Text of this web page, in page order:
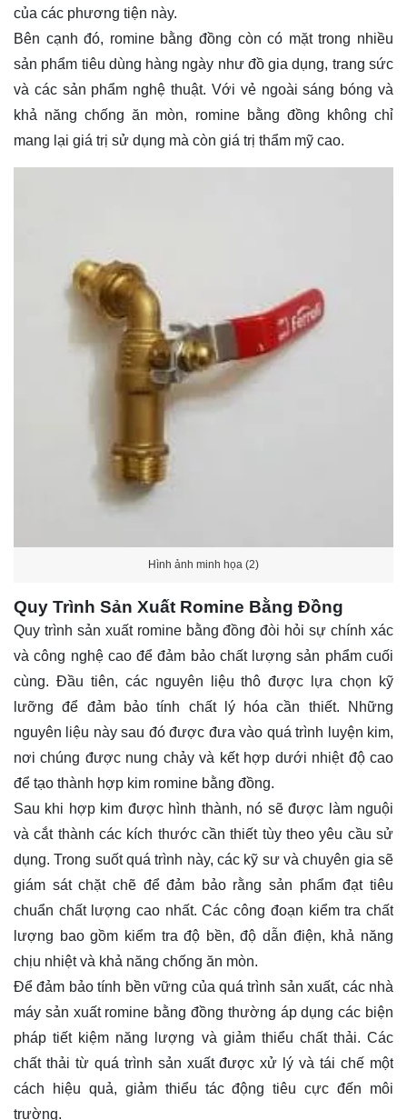
của các phương tiện này.
Bên cạnh đó, romine bằng đồng còn có mặt trong nhiều
sản phẩm tiêu dùng hàng ngày như đồ gia dụng, trang sức
và các sản phẩm nghệ thuật. Với vẻ ngoài sáng bóng và
khả năng chống ăn mòn, romine bằng đồng không chỉ
mang lại giá trị sử dụng mà còn giá trị thẩm mỹ cao.
Hình ảnh minh họa (2)
Quy Trình Sản Xuất Romine Bằng Đồng
Quy trình sản xuất romine bằng đồng đòi hỏi sự chính xác
và công nghệ cao để đảm bảo chất lượng sản phẩm cuối
cùng. Đầu tiên, các nguyên liệu thô được lựa chọn kỹ
lưỡng để đảm bảo tính chất lý hóa cần thiết. Những
nguyên liệu này sau đó được đưa vào quá trình luyện kim,
nơi chúng được nung chảy và kết hợp dưới nhiệt độ cao
để tạo thành hợp kim romine bằng đồng.
Sau khi hợp kim được hình thành, nó sẽ được làm nguội
và cắt thành các kích thước cần thiết tùy theo yêu cầu sử
dụng. Trong suốt quá trình này, các kỹ sư và chuyên gia sẽ
giám sát chặt chẽ để đảm bảo rằng sản phẩm đạt tiêu
chuẩn chất lượng cao nhất. Các công đoạn kiểm tra chất
lượng bao gồm kiểm tra độ bền, độ dẫn điện, khả năng
chịu nhiệt và khả năng chống ăn mòn.
Để đảm bảo tính bền vững của quá trình sản xuất, các nhà
máy sản xuất romine bằng đồng thường áp dụng các biện
pháp tiết kiệm năng lượng và giảm thiểu chất thải. Các
chất thải từ quá trình sản xuất được xử lý và tái chế một
cách hiệu quả, giảm thiểu tác động tiêu cực đến môi
trường.